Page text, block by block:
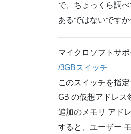
で、ちょっくら調べ
あるではないですか
マイクロソフトサ
/3GBスイッチ
このスイッチを指
GB の仮想アドレス
追加のメモリ アド
すると、ユーザー